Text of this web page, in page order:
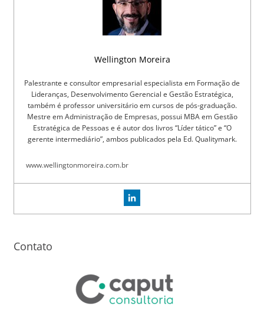
Wellington Moreira
Palestrante e consultor empresarial especialista em Formação de
Lideranças, Desenvolvimento Gerencial e Gestão Estratégica,
também é professor universitário em cursos de pós-graduação.
Mestre em Administração de Empresas, possui MBA em Gestão
Estratégica de Pessoas e é autor dos livros “Líder tático” e “O
gerente intermediário”, ambos publicados pela Ed. Qualitymark.
www.wellingtonmoreira.com.br
Contato